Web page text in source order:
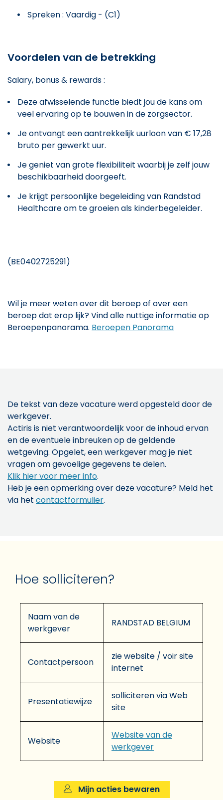
Spreken : Vaardig - (C1)
Voordelen van de betrekking
Salary, bonus & rewards :
Deze afwisselende functie biedt jou de kans om
veel ervaring op te bouwen in de zorgsector.
Je ontvangt een aantrekkelijk uurloon van € 17,28
bruto per gewerkt uur.
Je geniet van grote flexibiliteit waarbij je zelf jouw
beschikbaarheid doorgeeft.
Je krijgt persoonlijke begeleiding van Randstad
Healthcare om te groeien als kinderbegeleider.
(BE0402725291)
Wil je meer weten over dit beroep of over een
beroep dat erop lijk? Vind alle nuttige informatie op
Beroepenpanorama. Beroepen Panorama
De tekst van deze vacature werd opgesteld door de
werkgever.
Actiris is niet verantwoordelijk voor de inhoud ervan
en de eventuele inbreuken op de geldende
wetgeving. Opgelet, een werkgever mag je niet
vragen om gevoelige gegevens te delen.
Klik hier voor meer info.
Heb je een opmerking over deze vacature? Meld het
via het contactformulier.
Hoe solliciteren?
Naam van de
werkgever
RANDSTAD BELGIUM
Contactpersoon
zie website / voir site
internet
Presentatiewijze
solliciteren via Web
site
Website
Website van de
werkgever
Mijn acties bewaren